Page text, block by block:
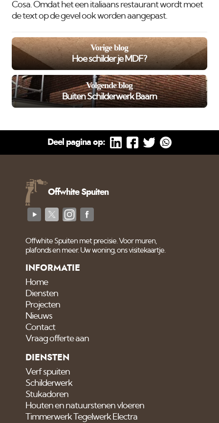
Cosa. Omdat het een italiaans restaurant wordt moet
de text op de gevel ook worden aangepast.
Vorige blog
Hoe schilder je MDF?
Volgende blog
Buiten Schilderwerk Baarn
Deel pagina op:
Offwhite Spuiten
Offwhite Spuiten met precisie. Voor muren,
plafonds en meer. Uw woning, ons visitekaartje.
INFORMATIE
Home
Diensten
Projecten
Nieuws
Contact
Vraag offerte aan
DIENSTEN
Verf spuiten
Schilderwerk
Stukadoren
Houten en natuurstenen vloeren
Timmerwerk Tegelwerk Electra